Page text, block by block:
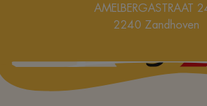
AMELBERGASTRAAT
2240 Zandhoven